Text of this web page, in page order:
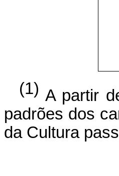
(1) A partir
padrões dos
da Cultura